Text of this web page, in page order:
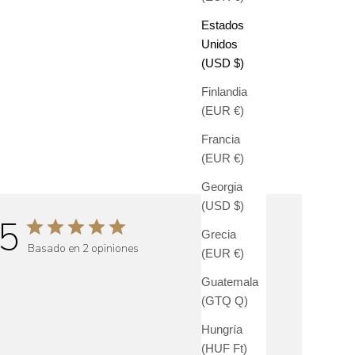
Estados
Unidos
(USD $)
Finlandia
(EUR €)
Francia
(EUR €)
Georgia
(USD $)
Grecia
(EUR €)
Guatemala
(GTQ Q)
Hungría
(HUF Ft)
5 Basado en 2 opiniones